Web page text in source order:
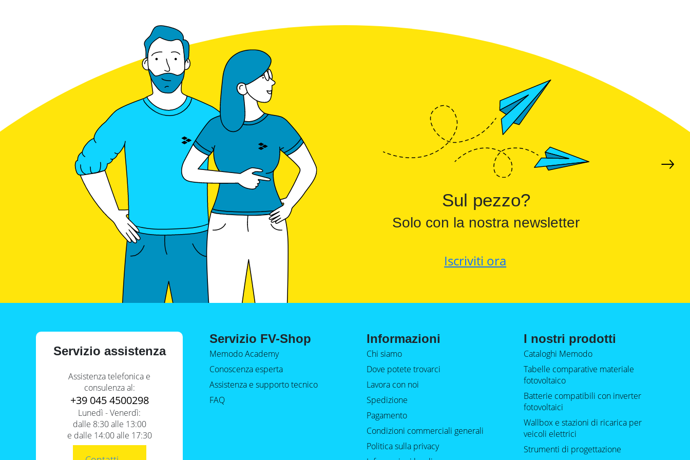
Sul pezzo?
Solo con la nostra newsletter
Iscriviti ora
Servizio assistenza
Assistenza telefonica e
consulenza al:
+39 045 4500298
Lunedì - Venerdì:
dalle 8:30 alle 13:00
e dalle 14:00 alle 17:30
Servizio FV-Shop
Memodo Academy
Conoscenza esperta
Assistenza e supporto tecnico
FAQ
Informazioni
Chi siamo
Dove potete trovarci
Lavora con noi
Spedizione
Pagamento
Condizioni commerciali generali
Politica sulla privacy
I nostri prodotti
Cataloghi Memodo
Tabelle comparative materiale
fotovoltaico
Batterie compatibili con inverter
fotovoltaici
Wallbox e stazioni di ricarica per
veicoli elettrici
Strumenti di progettazione